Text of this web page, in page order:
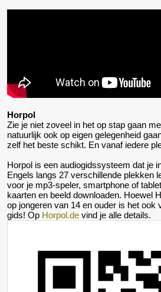
Horpol
Zie je niet zoveel in het op stap gaan
natuurlijk ook op eigen gelegenheid
zelf het beste schikt. En vanaf iedere
Horpol is een audiogidssysteem dat je
Engels langs 27 verschillende plekken
voor je mp3-speler, smartphone of
kaarten en beeld downloaden. Hoewel
op jongeren van 14 en ouder is het ook
gids! Op Horpol.de vind je alle details.